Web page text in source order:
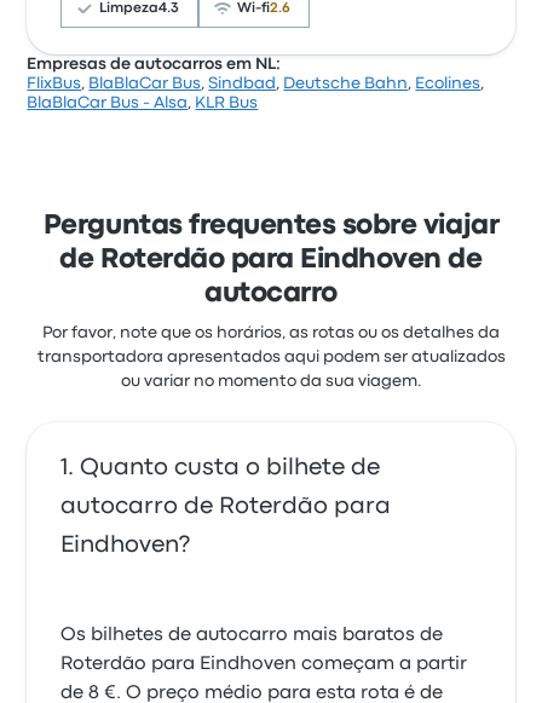
de FlixBus para esta viagem começam em 8 €
Limpeza4.3 Wi-fi2.6
Com base em 12484 avaliações, a empresa foi
de BlaBlaCar Bus para esta viagem começam em
44 €
Empresas de autocarros em NL:
FlixBus, BlaBlaCar Bus,Sindbad , Deutsche Bahn, Ecolines,
BlaBlaCar Bus - Alsa, KLR Bus
Perguntas frequentes sobre viajar
de Roterdão para Eindhoven de
autocarro
Por favor, note que os horários, as rotas ou os detalhes da
transportadora apresentados aqui podem ser atualizados
ou variar no momento da sua viagem.
Quanto custa o bilhete de
autocarro de Roterdão para
Eindhoven?
Os bilhetes de autocarro mais baratos de
Roterdão para Eindhoven começam a partir
de 8 €. O preço médio para esta rota é de